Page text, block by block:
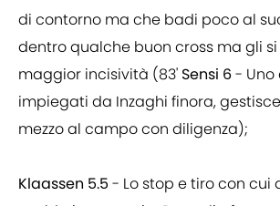
di contorno ma che badi poco al
dentro qualche buon cross ma gli
maggior incisività (83' Sensi 6- Uno
impiegati da Inzaghi finora,
mezzo al campo con diligenza);
Klaassen 5.5 - Lo stop e tiro con cui